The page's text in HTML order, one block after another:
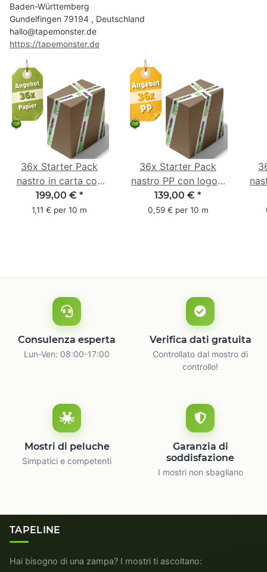
Baden-Württemberg
Gundelfingen 79194 , Deutschland
hallo@tapemonster.de
https://tapemonster.de
36x Starter Pack
nastro in carta con
logo - 1 colore - 50
mm x 50 m - caucciù
199,00 € *
1,11 € per 10 m
36x Starter Pack
nastro PP con logo -
1 colore - 48 mm x
66 m
139,00 € *
0,59 € per 10 m
Consulenza esperta
Lun-Ven: 08:00-17:00
Verifica dati gratuita
Controllato dal mostro di
controllo!
Mostri di peluche
Simpatici e competenti
Garanzia di
soddisfazione
I mostri non sbagliano
TAPELINE
Hai bisogno di una zampa? I mostri ti ascoltano: